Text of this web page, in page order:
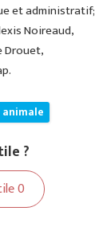
et administratif;
Noireaud,
Drouet,
?
0